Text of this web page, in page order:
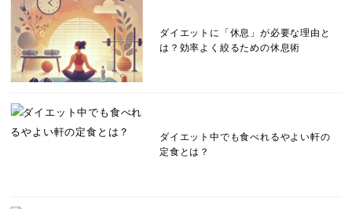
ダイエットに「休息」が必要な理由と
は？効率よく絞るための休息術
ダイエット中でも食べれるやよい軒の
定食とは？